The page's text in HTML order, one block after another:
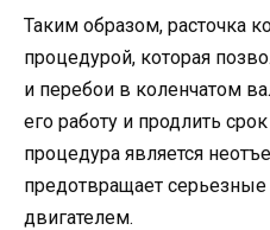
Таким образом, расточка
процедурой, которая
и перебои в коленчатом
его работу и продлить
процедура является
предотвращает
двигателем.